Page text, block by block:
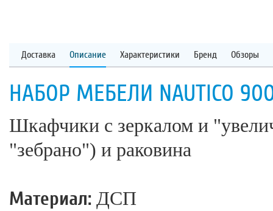
Доставка Описание Характеристики Бренд Обзоры
НАБОР МЕБЕЛИ NAUTICO
Шкафчики с зеркалом и
"зебрано") и раковина
Материал: ДСП